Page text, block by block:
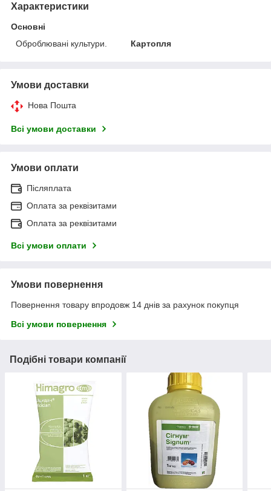
Характеристики
Основні
Оброблювані культури.
Картопля
Умови доставки
Нова Пошта
Всі умови доставки
Умови оплати
Післяплата
Оплата за реквізитами
Оплата за реквізитами
Всі умови оплати
Умови повернення
Повернення товару впродовж 14 днів за рахунок покупця
Всі умови повернення
Подібні товари компанії